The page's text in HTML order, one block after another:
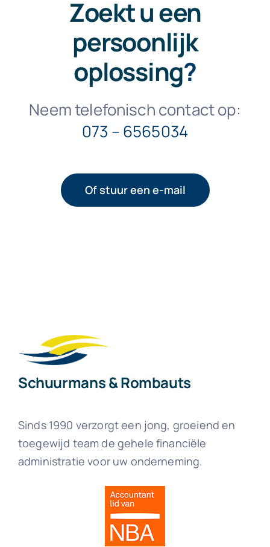
Zoekt u een
persoonlijk
oplossing?
Neem telefonisch contact op:
073 – 6565034
Of stuur een e-mail
Schuurmans & Rombauts
Sinds 1990 verzorgt een jong, groeiend en
toegewijd team de gehele financiële
administratie voor uw onderneming.